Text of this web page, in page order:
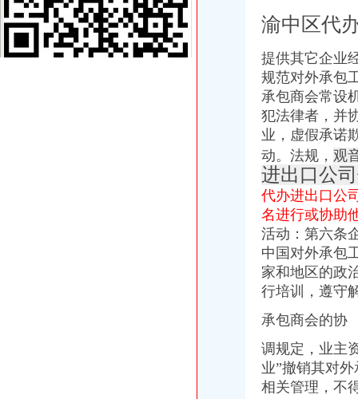
重庆港国际集装箱有限公司货运代理分公司|重庆港国际集装箱有限公司
朝天门火锅加盟_朝天门火锅加盟店_朝天门火锅加盟费多少-中国连锁网
重庆雅皎贸易有限公司2017新招聘信息_电话_地址-58企业名录
重庆国际货运专线：渝新欧进口平行车运输清关代理-重庆爱问分类
【重庆朝天门易碎品物流_易碎品运输价格_易碎品托运电话】-重庆赶
重庆微商服装代理一手货源重庆女孩服装批发-服装服饰-供求信息-中国
重庆国际货运专线：重庆至马来西亚（单向）-重庆爱问分类
重庆验资开户：代办公司代办区县主城房地产开发资质,入渝备案,执
黄埔区代办工商注册黄埔区申请一般纳税人图片大全,广州大坪企业
【58同城】重庆渝中大坪配送中心_大坪生活配送服务公司
乐天玛（重庆）商业有限公司大坪店联系方式_信用报告_工商信息-
东非红檀木材进口报关代理东非红檀原木进口流程-东莞市鸿泽进出口
办理广州进出口权的流程有没有公司可以代办进出口权-广州58同城
代理进口清关报检流程_供应产品_东莞市聚海进出口报关有限公司
渝中区代
提供其它企业
规范对外承包
承包商会常设
犯法律者，并
业，虚假承诺
动。法规， 观
进出口公
代办进出口公
名进行或协助
活动：第六条
中国对外承包
家和地区的政
行培训，遵守
承包商会的协
调规定，业主
业”撤销其对
相关管理，不